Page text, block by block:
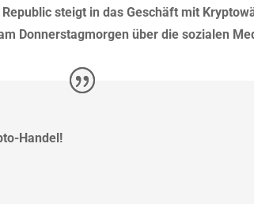
steigt in das Geschäft mit
Donnerstagmorgen über die sozialen
Handel!